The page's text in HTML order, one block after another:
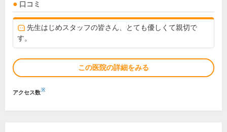
口コミ
先生はじめスタッフの皆さん、とても優しくて親切で
す。
この医院の詳細をみる
アクセス数※